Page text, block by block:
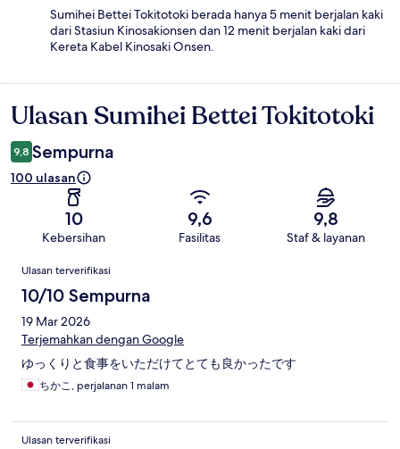
Sumihei Bettei Tokitotoki berada hanya 5 menit berjalan kaki
dari Stasiun Kinosakionsen dan 12 menit berjalan kaki dari
Kereta Kabel Kinosaki Onsen.
Ulasan
Ulasan Sumihei Bettei Tokitotoki
9,8 Sempurna
100 ulasan
10
Kebersihan
9,6
Fasilitas
9,8
Staf & layanan
Ulasan
Ulasan terverifikasi
10/10 Sempurna
19 Mar 2026
Terjemahkan dengan Google
ゆっくりと食事をいただけてとても良かったです
ちかこ, perjalanan 1 malam
Ulasan terverifikasi